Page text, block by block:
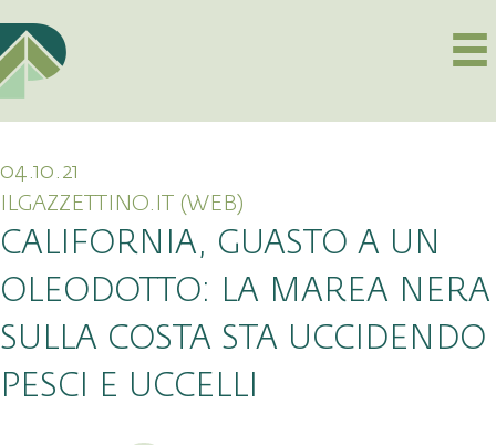
04.10.21
ILGAZZETTINO.IT (WEB)
CALIFORNIA, GUASTO A UN
OLEODOTTO: LA MAREA NERA
SULLA COSTA STA UCCIDENDO
PESCI E UCCELLI